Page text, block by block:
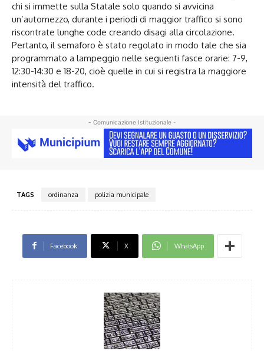
chi si immette sulla Statale solo quando si avvicina
un’automezzo, durante i periodi di maggior traffico si sono
riscontrate lunghe code creando disagi alla circolazione.
Pertanto, il semaforo è stato regolato in modo tale che sia
programmato a lampeggio nelle seguenti fasce orarie: 7-9,
12:30-14:30 e 18-20, cioè quelle in cui si registra la maggiore
intensità del traffico.
- Comunicazione Istituzionale -
TAGS ordinanza polizia municipale
Facebook X WhatsApp